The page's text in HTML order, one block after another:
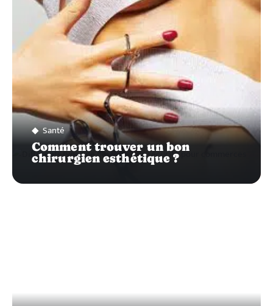
Santé
Comment trouver un bon
chirurgien esthétique ?